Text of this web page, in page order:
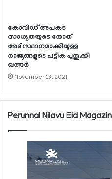
കോവിഡ് അപകട
സാധ്യതയുടെ തോത്
അടിസ്ഥാനമാക്കിയുള്ള
രാജ്യങ്ങളുടെ പട്ടിക പുതുക്കി
ഖത്തര്‍
November 13, 2021
Perunnal Nilavu Eid